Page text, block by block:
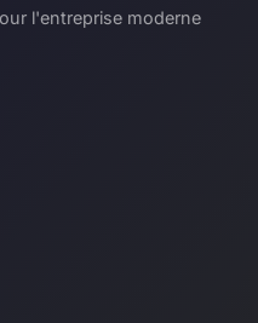
l'entreprise moderne